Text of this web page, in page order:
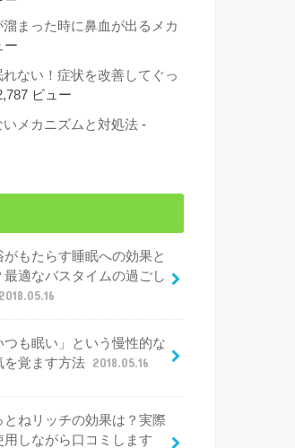
まった時に鼻血が出るメカ
ー
ない！症状を改善してぐっ
ビュー
メカニズムと対処法 -
がもたらす睡眠への効果と
最適なバスタイムの過ごし
2018.05.16
つも眠い」という慢性的な
を覚ます方法 2018.05.16
とねリッチの効果は？実際
用しながら口コミします